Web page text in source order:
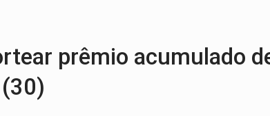
prêmio acumulado